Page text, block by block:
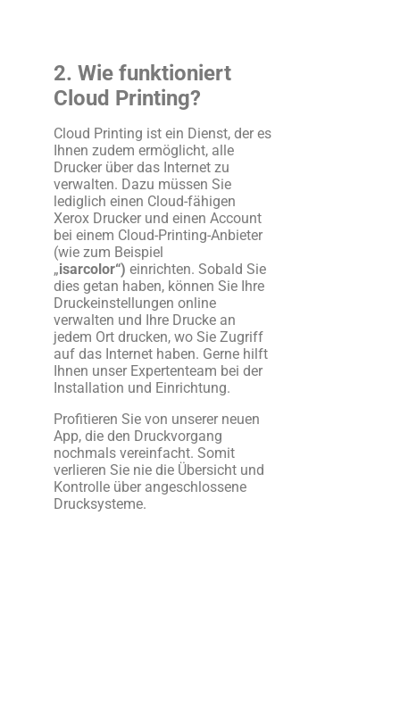
2. Wie funktioniert
Cloud Printing?
Cloud Printing ist ein Dienst, der es
Ihnen zudem ermöglicht, alle
Drucker über das Internet zu
verwalten. Dazu müssen Sie
lediglich einen Cloud-fähigen
Xerox Drucker und einen Account
bei einem Cloud-Printing-Anbieter
(wie zum Beispiel
„isarcolor“) einrichten. Sobald Sie
dies getan haben, können Sie Ihre
Druckeinstellungen online
verwalten und Ihre Drucke an
jedem Ort drucken, wo Sie Zugriff
auf das Internet haben. Gerne hilft
Ihnen unser Expertenteam bei der
Installation und Einrichtung.
Profitieren Sie von unserer neuen
App, die den Druckvorgang
nochmals vereinfacht. Somit
verlieren Sie nie die Übersicht und
Kontrolle über angeschlossene
Drucksysteme.